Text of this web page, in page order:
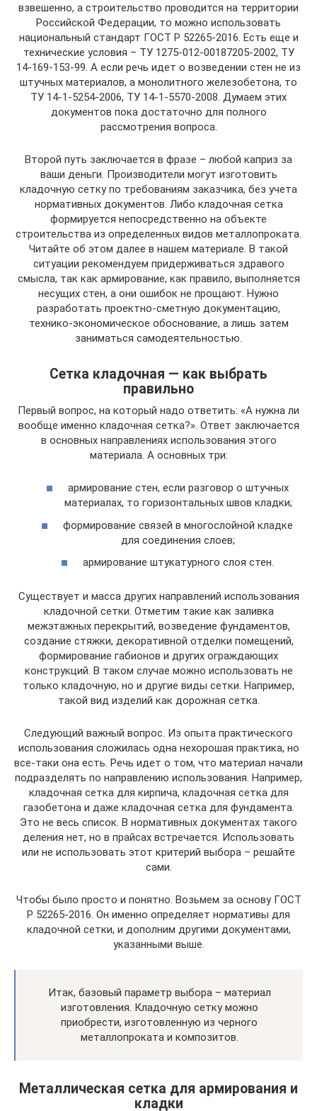
взвешенно, а строительство проводится на территории
Российской Федерации, то можно использовать
национальный стандарт ГОСТ Р 52265-2016. Есть еще и
технические условия – ТУ 1275-012-00187205-2002, ТУ
14-169-153-99. А если речь идет о возведении стен не из
штучных материалов, а монолитного железобетона, то
ТУ 14-1-5254-2006, ТУ 14-1-5570-2008. Думаем этих
документов пока достаточно для полного
рассмотрения вопроса.
Второй путь заключается в фразе – любой каприз за
ваши деньги. Производители могут изготовить
кладочную сетку по требованиям заказчика, без учета
нормативных документов. Либо кладочная сетка
формируется непосредственно на объекте
строительства из определенных видов металлопроката.
Читайте об этом далее в нашем материале. В такой
ситуации рекомендуем придерживаться здравого
смысла, так как армирование, как правило, выполняется
несущих стен, а они ошибок не прощают. Нужно
разработать проектно-сметную документацию,
технико-экономическое обоснование, а лишь затем
заниматься самодеятельностью.
Сетка кладочная — как выбрать
правильно
Первый вопрос, на который надо ответить: «А нужна ли
вообще именно кладочная сетка?». Ответ заключается
в основных направлениях использования этого
материала. А основных три:
армирование стен, если разговор о штучных
материалах, то горизонтальных швов кладки;
формирование связей в многослойной кладке
для соединения слоев;
армирование штукатурного слоя стен.
Существует и масса других направлений использования
кладочной сетки. Отметим такие как заливка
межэтажных перекрытий, возведение фундаментов,
создание стяжки, декоративной отделки помещений,
формирование габионов и других ограждающих
конструкций. В таком случае можно использовать не
только кладочную, но и другие виды сетки. Например,
такой вид изделий как дорожная сетка.
Следующий важный вопрос. Из опыта практического
использования сложилась одна нехорошая практика, но
все-таки она есть. Речь идет о том, что материал начали
подразделять по направлению использования. Например,
кладочная сетка для кирпича, кладочная сетка для
газобетона и даже кладочная сетка для фундамента.
Это не весь список. В нормативных документах такого
деления нет, но в прайсах встречается. Использовать
или не использовать этот критерий выбора – решайте
сами.
Чтобы было просто и понятно. Возьмем за основу ГОСТ
Р 52265-2016. Он именно определяет нормативы для
кладочной сетки, и дополним другими документами,
указанными выше.
Итак, базовый параметр выбора – материал
изготовления. Кладочную сетку можно
приобрести, изготовленную из черного
металлопроката и композитов.
Металлическая сетка для армирования и
кладки